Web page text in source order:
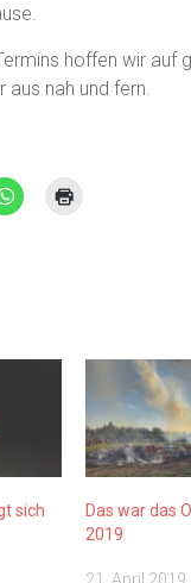
hoffen wir auf
nah und fern.
sich
Das war das
2019